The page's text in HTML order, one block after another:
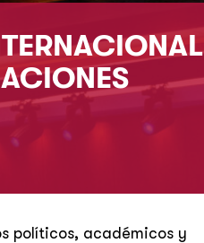
políticos, académicos y